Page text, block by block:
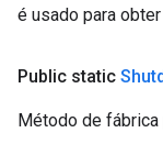
é usado para
Public static
Método de fábrica